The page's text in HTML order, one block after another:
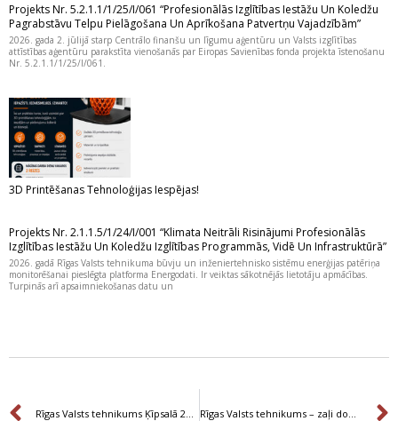
Projekts Nr. 5.2.1.1/1/25/I/061 “Profesionālās Izglītības Iestāžu Un Koledžu
Pagrabstāvu Telpu Pielāgošana Un Aprīkošana Patvertņu Vajadzībām”
2026. gada 2. jūlijā starp Centrālo finanšu un līgumu aģentūru un Valsts izglītības
attīstības aģentūru parakstīta vienošanās par Eiropas Savienības fonda projekta īstenošanu
Nr. 5.2.1.1/1/25/I/061.
3D Printēšanas Tehnoloģijas Iespējas!
Projekts Nr. 2.1.1.5/1/24/I/001 “Klimata Neitrāli Risinājumi Profesionālās
Izglītības Iestāžu Un Koledžu Izglītības Programmās, Vidē Un Infrastruktūrā”
2026. gadā Rīgas Valsts tehnikuma būvju un inženiertehnisko sistēmu enerģijas patēriņa
monitorēšanai pieslēgta platforma Energodati. Ir veiktas sākotnējās lietotāju apmācības.
Turpinās arī apsaimniekošanas datu un
Prev